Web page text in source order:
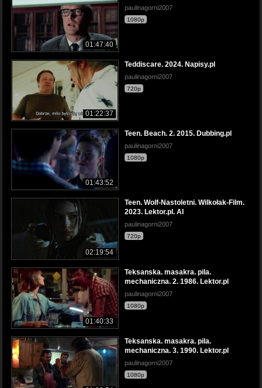
01:47:40
paulinagorni2007
1080p
01:22:37
Teddiscare. 2024. Napisy.pl
paulinagorni2007
720p
01:43:52
Teen. Beach. 2. 2015. Dubbing.pl
paulinagorni2007
1080p
02:19:54
Teen. Wolf-Nastoletni. Wilkołak-Film.
2023. Lektor.pl. AI
paulinagorni2007
720p
01:40:33
Teksanska. masakra. pila.
mechaniczna. 2. 1986. Lektor.pl
paulinagorni2007
1080p
Teksanska. masakra. pila.
mechaniczna. 3. 1990. Lektor.pl
paulinagorni2007
1080p